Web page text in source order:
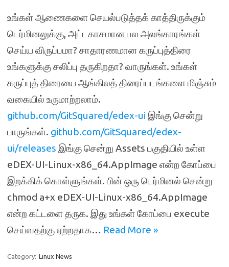
உங்கள் ஆணைகளை செயல்படுத்தக் காத்திருக்கும்
டெர்மினலுக்கு, அட்டகாசமான பல அலங்காரங்கள்
செய்ய விருப்பமா? சாதாரணமான கருப்புத்திரை
உங்களுக்கு சலிப்பு தருகிறதா? வாருங்கள். உங்கள்
கருப்புத் திரையை ஆங்கிலத் திரைப்படங்களை மிஞ்சும்
வகையில் உருமாற்றலாம்.
github.com/GitSquared/edex-ui இங்கு சென்று
பாருங்கள். github.com/GitSquared/edex-
ui/releases இங்கு சென்று Assets பகுதியில் உள்ள
eDEX-UI-Linux-x86_64.AppImage என்ற கோப்பை
இறக்கிக் கொள்ளுங்கள். பின் ஒரு டெர்மினல் சென்று
chmod a+x eDEX-UI-Linux-x86_64.AppImage
என்ற கட்டளை தருக. இது உங்கள் கோப்பை execute
செய்வதற்கு ஏற்றதாக… Read More »
Category: Linux News